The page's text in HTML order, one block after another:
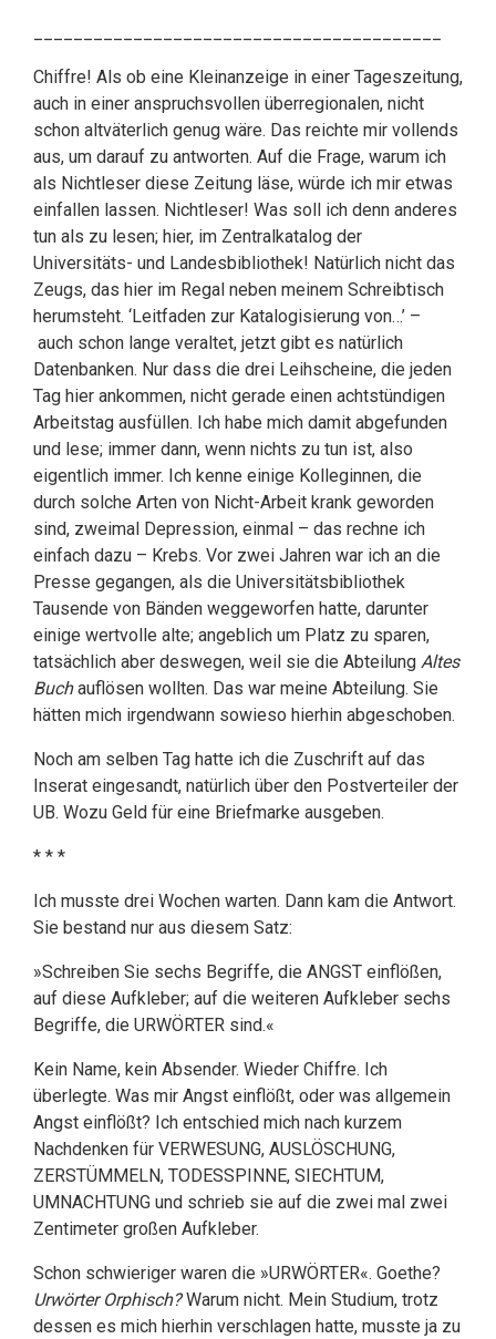
Chiffre! Als ob eine Kleinanzeige in einer Tageszeitung,
auch in einer anspruchsvollen überregionalen, nicht
schon altväterlich genug wäre. Das reichte mir vollends
aus, um darauf zu antworten. Auf die Frage, warum ich
als Nichtleser diese Zeitung läse, würde ich mir etwas
einfallen lassen. Nichtleser! Was soll ich denn anderes
tun als zu lesen; hier, im Zentralkatalog der
Universitäts- und Landesbibliothek! Natürlich nicht das
Zeugs, das hier im Regal neben meinem Schreibtisch
herumsteht. ‘Leitfaden zur Katalogisierung von…’ –
auch schon lange veraltet, jetzt gibt es natürlich
Datenbanken. Nur dass die drei Leihscheine, die jeden
Tag hier ankommen, nicht gerade einen achtstündigen
Arbeitstag ausfüllen. Ich habe mich damit abgefunden
und lese; immer dann, wenn nichts zu tun ist, also
eigentlich immer. Ich kenne einige Kolleginnen, die
durch solche Arten von Nicht-Arbeit krank geworden
sind, zweimal Depression, einmal – das rechne ich
einfach dazu – Krebs. Vor zwei Jahren war ich an die
Presse gegangen, als die Universitätsbibliothek
Tausende von Bänden weggeworfen hatte, darunter
einige wertvolle alte; angeblich um Platz zu sparen,
tatsächlich aber deswegen, weil sie die Abteilung Altes
Buchauflösen wollten. Das war meine Abteilung. Sie
hätten mich irgendwann sowieso hierhin abgeschoben.
Noch am selben Tag hatte ich die Zuschrift auf das
Inserat eingesandt, natürlich über den Postverteiler der
UB. Wozu Geld für eine Briefmarke ausgeben.
* * *
Ich musste drei Wochen warten. Dann kam die Antwort.
Sie bestand nur aus diesem Satz:
»Schreiben Sie sechs Begriffe, die ANGST einflößen,
auf diese Aufkleber; auf die weiteren Aufkleber sechs
Begriffe, die URWÖRTER sind.«
Kein Name, kein Absender. Wieder Chiffre. Ich
überlegte. Was mir Angst einflößt, oder was allgemein
Angst einflößt? Ich entschied mich nach kurzem
Nachdenken für VERWESUNG, AUSLÖSCHUNG,
ZERSTÜMMELN, TODESSPINNE, SIECHTUM,
UMNACHTUNG und schrieb sie auf die zwei mal zwei
Zentimeter großen Aufkleber.
Schon schwieriger waren die »URWÖRTER«. Goethe?
Urwörter Orphisch?Warum nicht. Mein Studium, trotz
dessen es mich hierhin verschlagen hatte, musste ja zu